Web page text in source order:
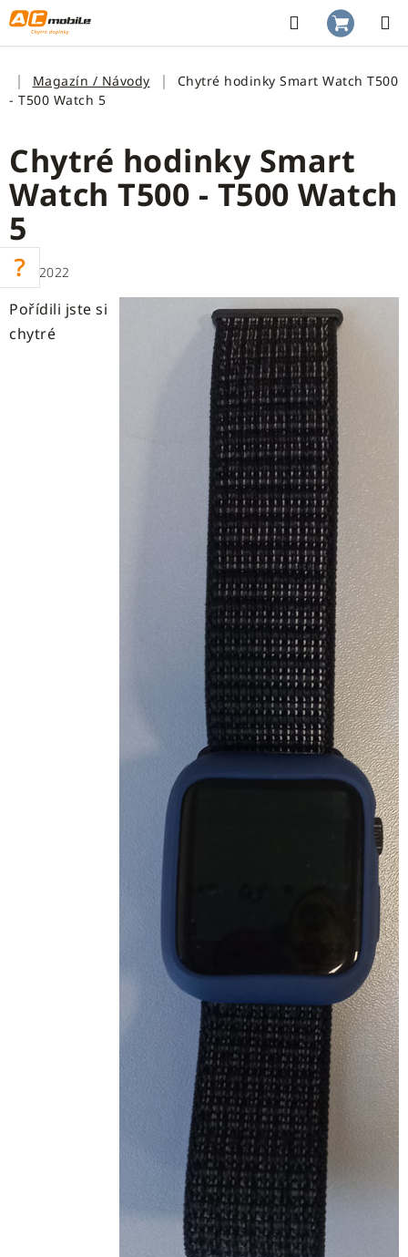
Prejsť
na
obsah
Hľadať
KOŠÍK
DomovMagazín / Návody
Chytré hodinky Smart Watch T500
- T500 Watch 5
Chytré hodinky Smart
Watch T500 - T500 Watch
5
3.11.2022
Pořídili jste si
chytré